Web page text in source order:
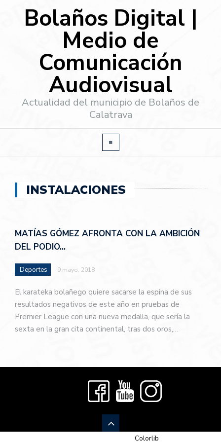
Bolaños Digital |
Medio de
Comunicación
Audiovisual
Actualidad del municipio de Bolaños de
Calatrava
INSTALACIONES
MATÍAS GÓMEZ AFRONTA CON LA AMBICIÓN
DEL PODIO…
Deportes 9 mayo, 2018
El karateka bolañego quiere sacarse la espina de sus
resultados negativos de este año en pruebas de
Premier League con una nueva medalla, que sería la
sexta en la gran cita continental, tras dos oros,…
Colorlib